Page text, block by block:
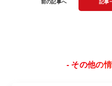
前の記事へ 記事
- その他の